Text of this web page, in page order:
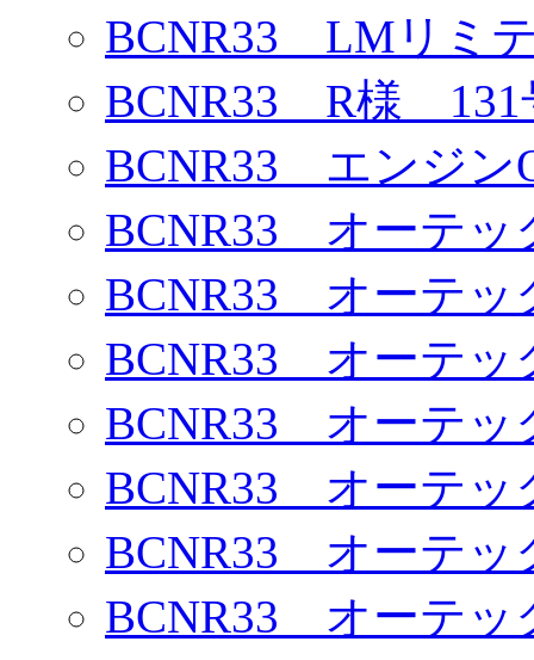
BCNR33 LMリミ
BCNR33 R様 131
BCNR33 エンジ
BCNR33 オーテ
BCNR33 オーテ
BCNR33 オーテ
BCNR33 オーテ
BCNR33 オーテ
BCNR33 オーテ
BCNR33 オーテ